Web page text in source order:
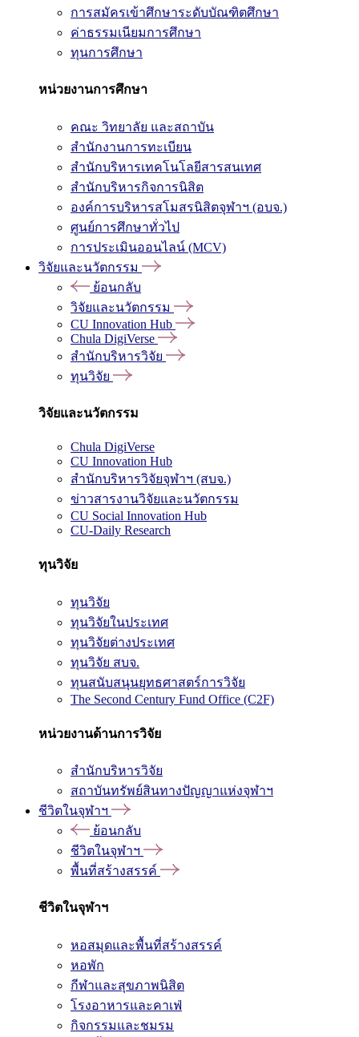
การสมัครเข้าศึกษาระดับบัณฑิตศึกษา
ค่าธรรมเนียมการศึกษา
ทุนการศึกษา
หน่วยงานการศึกษา
คณะ วิทยาลัย และสถาบัน
สำนักงานการทะเบียน
สำนักบริหารเทคโนโลยีสารสนเทศ
สำนักบริหารกิจการนิสิต
องค์การบริหารสโมสรนิสิตจุฬาฯ (อบจ.)
ศูนย์การศึกษาทั่วไป
การประเมินออนไลน์ (MCV)
วิจัยและนวัตกรรม
ย้อนกลับ
วิจัยและนวัตกรรม
CU Innovation Hub
Chula DigiVerse
สำนักบริหารวิจัย
ทุนวิจัย
วิจัยและนวัตกรรม
Chula DigiVerse
CU Innovation Hub
สำนักบริหารวิจัยจุฬาฯ (สบจ.)
ข่าวสารงานวิจัยและนวัตกรรม
CU Social Innovation Hub
CU-Daily Research
ทุนวิจัย
ทุนวิจัย
ทุนวิจัยในประเทศ
ทุนวิจัยต่างประเทศ
ทุนวิจัย สบจ.
ทุนสนับสนุนยุทธศาสตร์การวิจัย
The Second Century Fund Office (C2F)
หน่วยงานด้านการวิจัย
สำนักบริหารวิจัย
สถาบันทรัพย์สินทางปัญญาแห่งจุฬาฯ
ชีวิตในจุฬาฯ
ย้อนกลับ
ชีวิตในจุฬาฯ
พื้นที่สร้างสรรค์
ชีวิตในจุฬาฯ
หอสมุดและพื้นที่สร้างสรรค์
หอพัก
กีฬาและสุขภาพนิสิต
โรงอาหารและคาเฟ่
กิจกรรมและชมรม